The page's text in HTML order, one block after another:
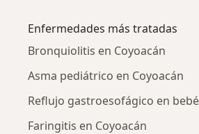
Enfermedades más tratadas
Bronquiolitis en Coyoacán
Asma pediátrico en Coyoacán
Reflujo gastroesofágico en
Faringitis en Coyoacán